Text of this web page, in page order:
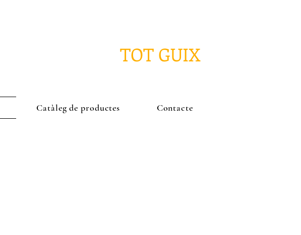
TOT GUIX
Catàleg de productes Contacte